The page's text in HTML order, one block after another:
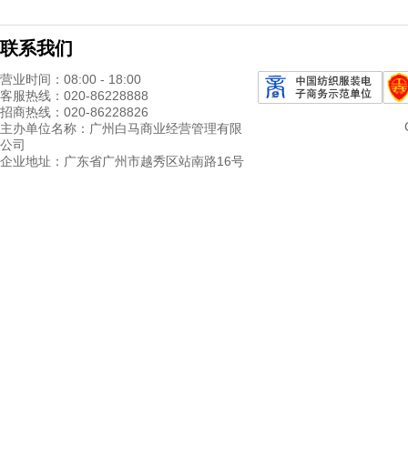
联系我们
营业时间：08:00 - 18:00
客服热线：020-86228888
招商热线：020-86228826
主办单位名称：广州白马商业经营管理有限
公司
企业地址：广东省广州市越秀区站南路16号